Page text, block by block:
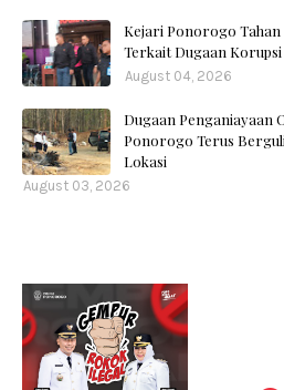
Kejari Ponorogo Tahan
Terkait Dugaan
August 04, 2026
Dugaan Penganiayaan
Ponorogo Terus
Lokasi
August 03, 2026